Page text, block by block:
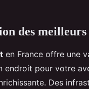
des
en France offre une
endroit pour votre
Des